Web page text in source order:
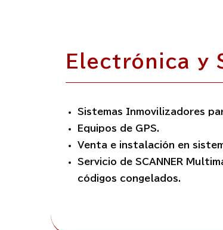
Electrónica y
Sistemas Inmovilizadores
Equipos de GPS.
Venta e instalación en
Servicio de SCANNER
códigos congelados.